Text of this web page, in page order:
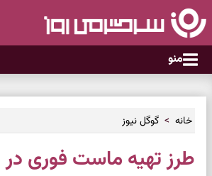
منو
خانه گوگل نیوز